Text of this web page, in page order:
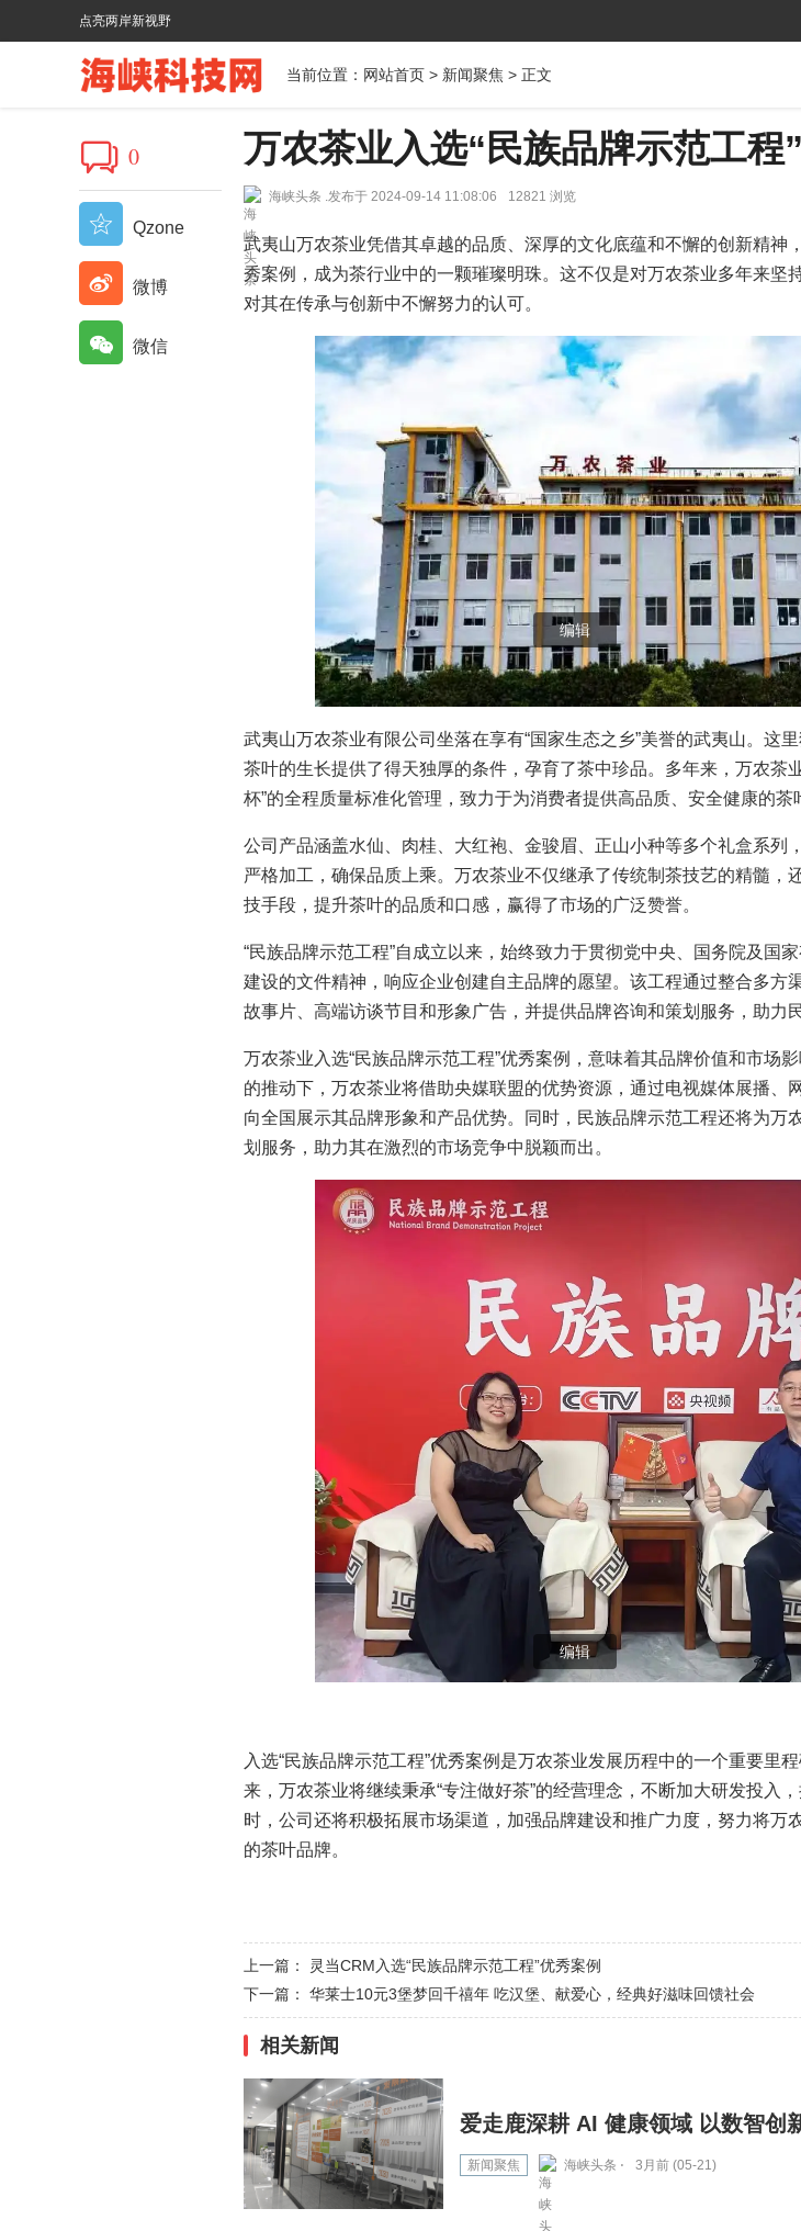
点亮两岸新视野
当前位置： 网站首页 > 新闻聚焦 > 正文
万农茶业入选“民族品牌示范工程
海峡头条 .发布于 2024-09-14 11:08:06 12821 浏览
武夷山万农茶业凭借其卓越的品质、深厚的文化底蕴和不懈的创新精神
秀案例，成为茶行业中的一颗璀璨明珠。这不仅是对万农茶业多年来坚
编辑
武夷山万农茶业有限公司坐落在享有“国家生态之乡”美誉的武夷山。这
茶叶的生长提供了得天独厚的条件，孕育了茶中珍品。多年来，万农茶
杯”的全程质量标准化管理，致力于为消费者提供高品质、安全健康的茶
公司产品涵盖水仙、肉桂、大红袍、金骏眉、正山小种等多个礼盒系列
严格加工，确保品质上乘。万农茶业不仅继承了传统制茶技艺的精髓，
技手段，提升茶叶的品质和口感，赢得了市场的广泛赞誉。
“民族品牌示范工程”自成立以来，始终致力于贯彻党中央、国务院及国
建设的文件精神，响应企业创建自主品牌的愿望。该工程通过整合多方
故事片、高端访谈节目和形象广告，并提供品牌咨询和策划服务，助力
万农茶业入选“民族品牌示范工程”优秀案例，意味着其品牌价值和市场
的推动下，万农茶业将借助央媒联盟的优势资源，通过电视媒体展播、
向全国展示其品牌形象和产品优势。同时，民族品牌示范工程还将为万
划服务，助力其在激烈的市场竞争中脱颖而出。
编辑
入选“民族品牌示范工程”优秀案例是万农茶业发展历程中的一个重要里
来，万农茶业将继续秉承“专注做好茶”的经营理念，不断加大研发投入
时，公司还将积极拓展市场渠道，加强品牌建设和推广力度，努力将万
的茶叶品牌。
上一篇：
灵当CRM入选“民族品牌示范工程”优秀案例
下一篇： 华莱士10元3堡梦回千禧年 吃汉堡、献爱心，经典好滋味回馈社会
相关新闻
爱走鹿深耕 AI 健康领域 以数智创
新闻聚焦 海峡头条 ⋅ 3月前 (05-21)
0
Qzone
微博
微信